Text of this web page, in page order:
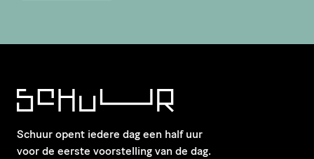
Schuur opent iedere dag een half uur
voor de eerste voorstelling van de dag.